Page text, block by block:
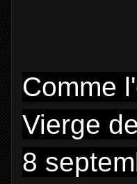
Comme
Vierge
8